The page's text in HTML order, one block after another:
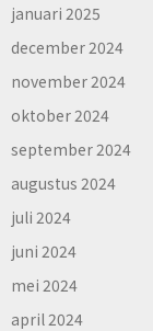
januari 2025
december 2024
november 2024
oktober 2024
september 2024
augustus 2024
juli 2024
juni 2024
mei 2024
april 2024